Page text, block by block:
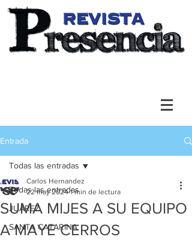
Entrada
Todas las entradas
JUAREZ
SANTA CATARINA
Todas las entradas
SUMA MIJES A SU EQUIPO
A MAYE CERROS
Carlos Hernandez
22 may 2024 1 min de lectura